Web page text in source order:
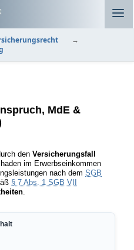
→
MdE &
den Versicherungsfall
im Erwerbseinkommen
nach dem SGB
§ 7 Abs. 1 SGB VII
.